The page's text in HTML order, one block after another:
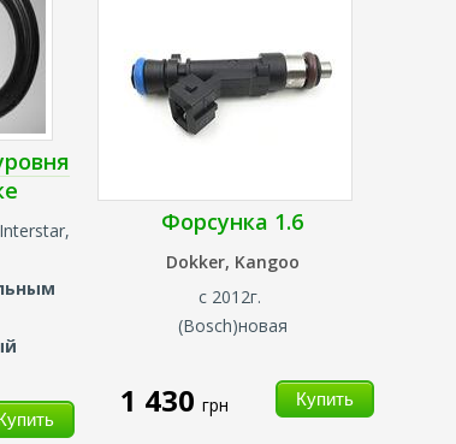
Форсунка 1.6
Dokker, Kangoo
с 2012г.
(Bosch)новая
1 430 грн